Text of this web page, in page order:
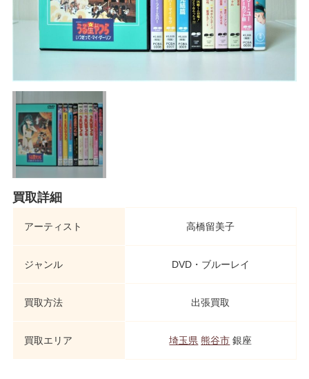
買取詳細
アーティスト 高橋留美子
ジャンル DVD・ブルーレイ
買取方法 出張買取
買取エリア 埼玉県 熊谷市 銀座